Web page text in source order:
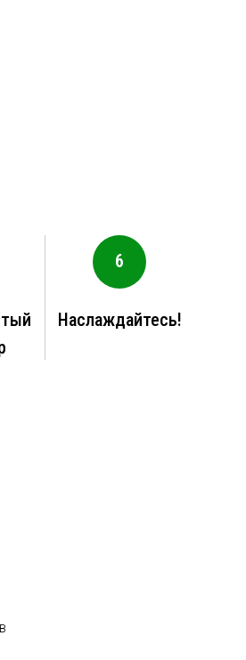
Наслаждайтесь!
6